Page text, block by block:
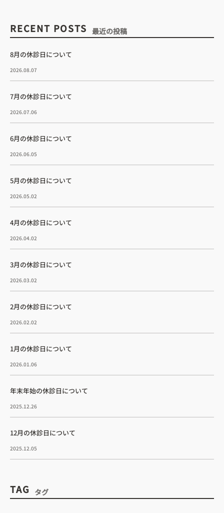
RECENT POSTS 最近の投稿
8月の休診日について
2026.08.07
7月の休診日について
2026.07.06
6月の休診日について
2026.06.05
5月の休診日について
2026.05.02
4月の休診日について
2026.04.02
3月の休診日について
2026.03.02
2月の休診日について
2026.02.02
1月の休診日について
2026.01.06
年末年始の休診日について
2025.12.26
12月の休診日について
2025.12.05
TAG タグ